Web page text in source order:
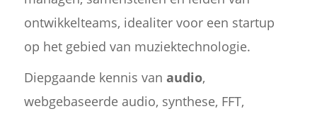
ontwikkelteams, idealiter voor een startup
op het gebied van muziektechnologie.
Diepgaande kennis van audio,
webgebaseerde audio, synthese, FFT,